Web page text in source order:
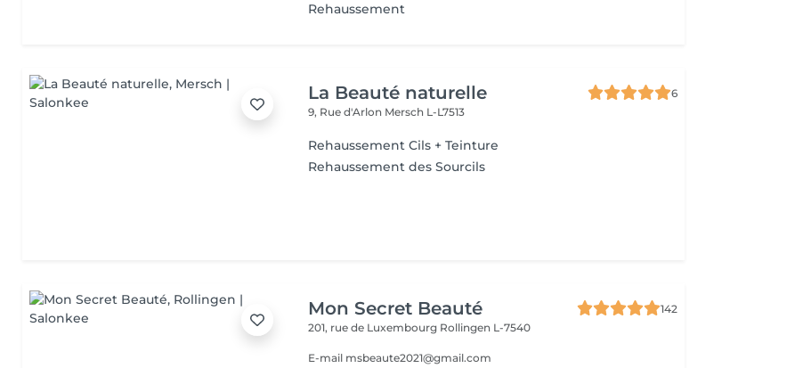
Rehaussement
La Beauté naturelle
6
9, Rue d'Arlon Mersch L-L7513
Rehaussement Cils + Teinture
Rehaussement des Sourcils
Mon Secret Beauté
142
201, rue de Luxembourg Rollingen L-7540
E-mail msbeaute2021@gmail.com